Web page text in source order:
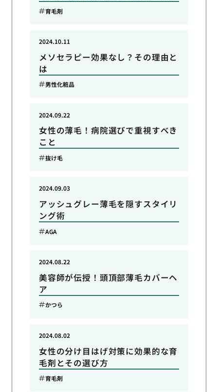
育毛剤
メソセラピー効果なし？その理由と
は
2024.10.11
男性化粧品
女性の薄毛！病院選びで重視すべき
こと
2024.09.22
抜け毛
アッシュグレー薄毛を隠すスタイリ
ング術
2024.09.03
AGA
美容師が伝授！頭頂部薄毛カバーヘ
ア
2024.08.22
かつら
女性の分け目はげ対策に効果的な育
毛剤とその選び方
2024.08.02
育毛剤